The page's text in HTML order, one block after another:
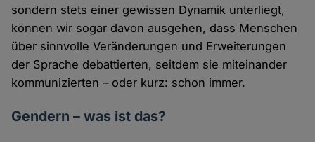
sondern stets einer gewissen Dynamik unterliegt,
können wir sogar davon ausgehen, dass Menschen
über sinnvolle Veränderungen und Erweiterungen
der Sprache debattierten, seitdem sie miteinander
kommunizierten – oder kurz: schon immer.
Gendern – was ist das?